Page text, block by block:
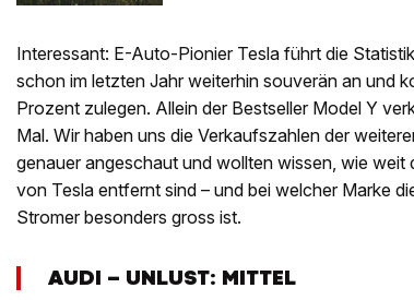
Interessant: E-Auto-Pionier Tesla führt die
schon im letzten Jahr weiterhin souverän an und
Prozent zulegen. Allein der Bestseller Model Y
Mal. Wir haben uns die Verkaufszahlen der
genauer angeschaut und wollten wissen, wie weit
von Tesla entfernt sind – und bei welcher Marke
Stromer besonders gross ist.
AUDI – UNLUST: MITTEL